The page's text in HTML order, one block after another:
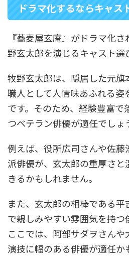
ドラマ化するならキャス
『蕎麦屋玄庵』がドラマ化
野玄太郎を演じるキャスト選
牧野玄太郎は、隠居した元
職人として人情味あふれる姿
です。そのため、経験豊富で
つベテラン俳優が適任でしょ
例えば、役所広司さんや佐
派俳優が、玄太郎の重厚さ
きるかもしれません。
また、玄太郎の相棒である
で親しみやすい雰囲気を持つ
ここでは、阿部サダヲさんや
演技に幅のある俳優が適任か